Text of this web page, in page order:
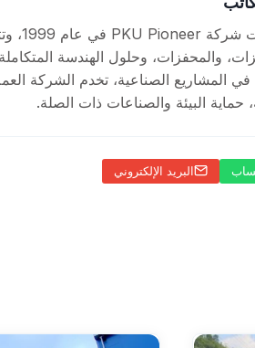
والمحفزات، وحلول الهندسة
المشاريع الصناعية، تخدم الشركة
حماية البيئة والصناعات ذات الصلة.
البريد الإلكتروني